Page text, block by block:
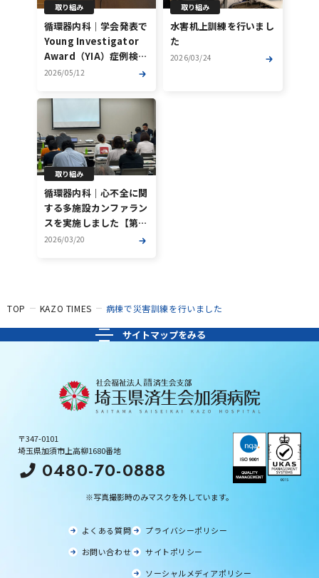
取り組み
循環器内科｜学会発表で
Young Investigator
Award（YIA）症例検討
部門 最優秀賞を受賞し
2026/05/12
取り組み
水害机上訓練を行いまし
た
2026/03/24
取り組み
循環器内科｜心不全に関
する多施設カンファラン
スを実施しました【第6
回目】
2026/03/20
TOP KAZO TIMES 病棟で災害訓練を行いました
〒347-0101
埼玉県加須市上高柳1680番地
0480-70-0888
※写真撮影時のみマスクを外しています。
よくある質問
お問い合わせ
プライバシーポリシー
サイトポリシー
ソーシャルメディアポリシー